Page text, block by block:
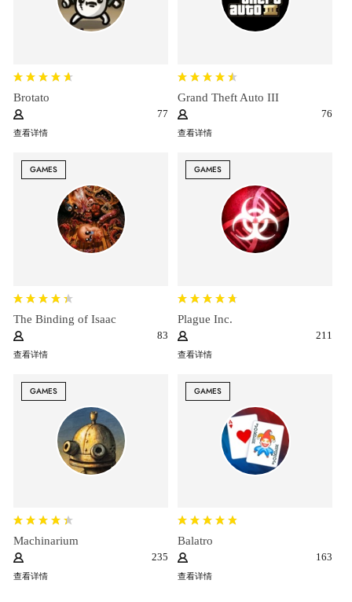
Brotato
77
查看详情
Grand Theft Auto III
76
查看详情
GAMES
The Binding of Isaac
83
查看详情
GAMES
Plague Inc.
211
查看详情
GAMES
Machinarium
235
查看详情
GAMES
Balatro
163
查看详情